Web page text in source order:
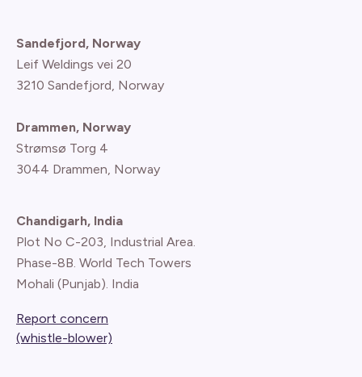
Sandefjord, Norway
Leif Weldings vei 20
3210 Sandefjord, Norway
Drammen, Norway
Strømsø Torg 4
3044 Drammen, Norway
Chandigarh, India
Plot No C-203, Industrial Area.
Phase-8B. World Tech Towers
Mohali (Punjab). India
Report concern
(whistle-blower)